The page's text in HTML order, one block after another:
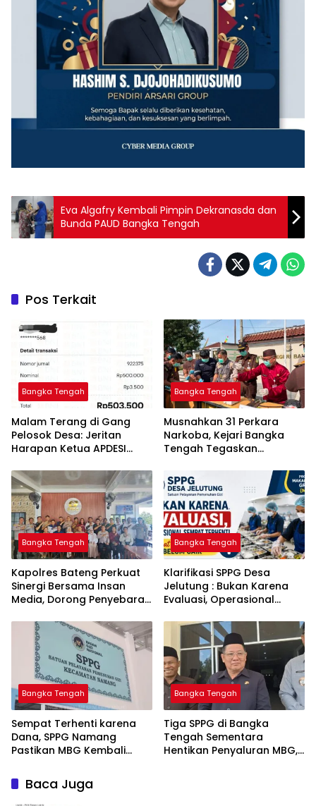
‎Eva Algafry Kembali Pimpin Dekranasda dan
Bunda PAUD Bangka Tengah
Pos Terkait
Bangka Tengah
Malam Terang di Gang
Pelosok Desa: Jeritan
Harapan Ketua APDESI
Babel
Bangka Tengah
Musnahkan 31 Perkara
Narkoba, Kejari Bangka
Tengah Tegaskan
Kejahatan Hingga Tuntas
Bangka Tengah
‎Kapolres Bateng Perkuat
Sinergi Bersama Insan
Media, Dorong Penyebaran
Layanan Polri 110
Bangka Tengah
‎Klarifikasi SPPG Desa
Jelutung : Bukan Karena
Evaluasi, Operasional
Dana Banper Belum Cair
Bangka Tengah
‎Sempat Terhenti karena
Dana, SPPG Namang
Pastikan MBG Kembali
Bangka Tengah
‎Tiga SPPG di Bangka
Tengah Sementara
Hentikan Penyaluran MBG,
Baca Juga